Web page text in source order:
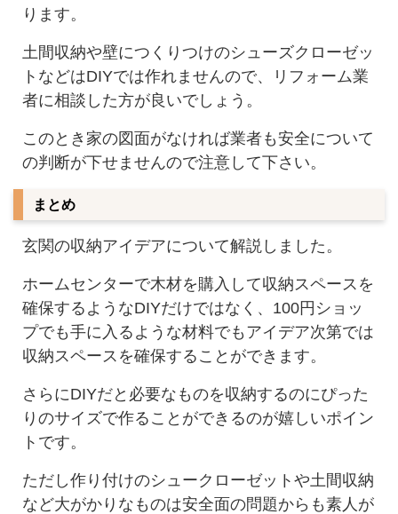
ります。
土間収納や壁につくりつけのシューズクローゼッ
トなどはDIYでは作れませんので、リフォーム業
者に相談した方が良いでしょう。
このとき家の図面がなければ業者も安全について
の判断が下せませんので注意して下さい。
まとめ
玄関の収納アイデアについて解説しました。
ホームセンターで木材を購入して収納スペースを
確保するようなDIYだけではなく、100円ショッ
プでも手に入るような材料でもアイデア次第では
収納スペースを確保することができます。
さらにDIYだと必要なものを収納するのにぴった
りのサイズで作ることができるのが嬉しいポイン
トです。
ただし作り付けのシュークローゼットや土間収納
など大がかりなものは安全面の問題からも素人が